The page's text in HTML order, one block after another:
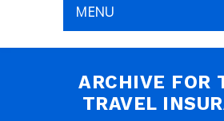
MENU
ARCHIVE FOR
TRAVEL